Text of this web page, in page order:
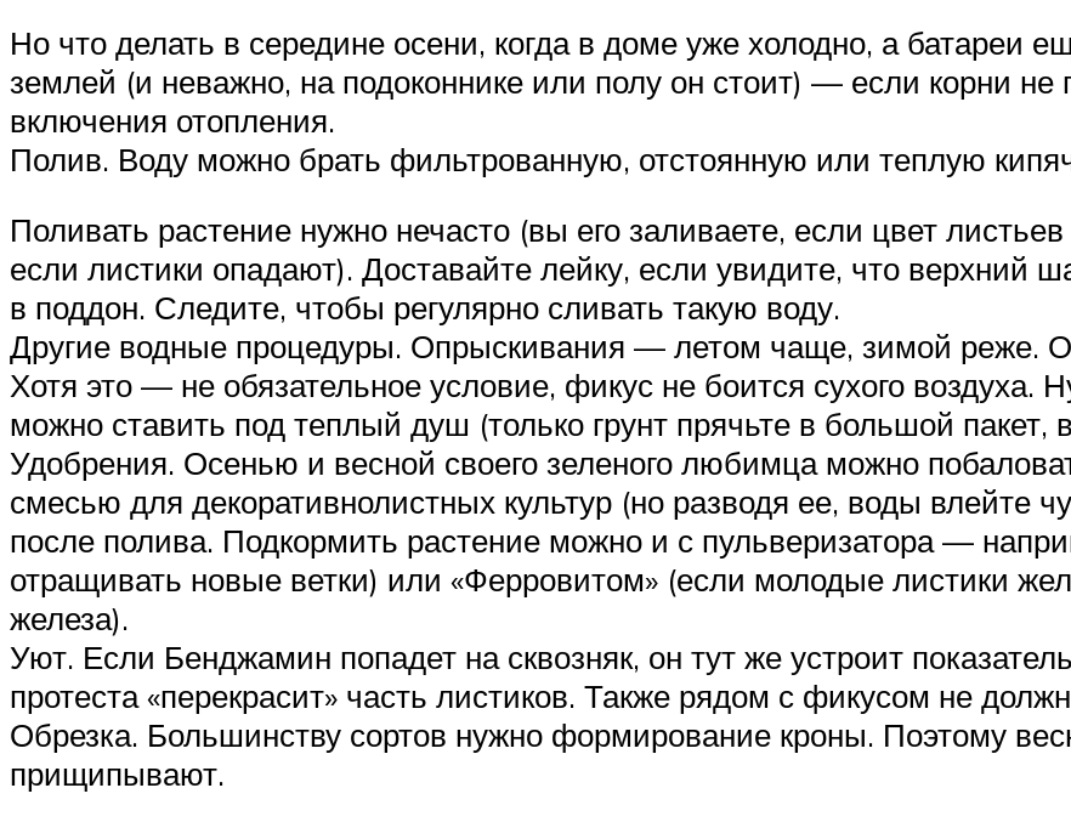
Но что делать в середине осени, когда в доме уже холодно, а батареи
землей (и неважно, на подоконнике или полу он стоит) — если корни не
включения отопления.
Полив. Воду можно брать фильтрованную, отстоянную или теплую
Поливать растение нужно нечасто (вы его заливаете, если цвет
если листики опадают). Доставайте лейку, если увидите, что верхний
в поддон. Следите, чтобы регулярно сливать такую воду.
Другие водные процедуры. Опрыскивания — летом чаще, зимой реже.
Хотя это — не обязательное условие, фикус не боится сухого воздуха.
можно ставить под теплый душ (только грунт прячьте в большой пакет,
Удобрения. Осенью и весной своего зеленого любимца можно
смесью для декоративнолистных культур (но разводя ее, воды влейте
после полива. Подкормить растение можно и с пульверизатора —
отращивать новые ветки) или «Ферровитом» (если молодые листики
железа).
Уют. Если Бенджамин попадет на сквозняк, он тут же устроит
протеста «перекрасит» часть листиков. Также рядом с фикусом не
Обрезка. Большинству сортов нужно формирование кроны. Поэтому
прищипывают.